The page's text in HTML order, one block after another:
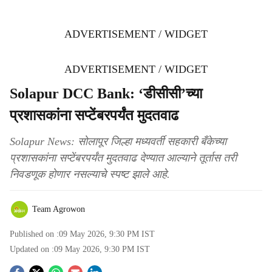
ADVERTISEMENT / WIDGET
ADVERTISEMENT / WIDGET
Solapur DCC Bank: ‘डीसीसी’च्या
प्रशासकांना सप्टेंबरपर्यंत मुदतवाढ
Solapur News: सोलापूर जिल्हा मध्यवर्ती सहकारी बँकेच्या
प्रशासकांना सप्टेंबरपर्यंत मुदतवाढ देण्यात आल्याने तूर्तास तरी
निवडणूक होणार नसल्याचे स्पष्ट झाले आहे.
Team Agrowon
Published on :09 May 2026, 9:30 PM IST
Updated on :09 May 2026, 9:30 PM IST